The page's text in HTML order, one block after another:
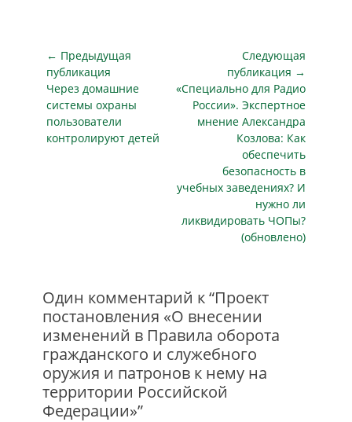
Росгвардия
подготовила
поправки в
правила оборота ​
гражданского и
следует из
Навигация
по
записям
← Предыдущая
публикация
Предыдущая
публикация
Через домашние
системы охраны
пользователи
контролируют детей
Следующая
публикация →
Следующая
публикация
«Специально для Радио
России». Экспертное
мнение Александра
Козлова: Как
обеспечить
безопасность в
учебных заведениях? И
нужно ли
ликвидировать ЧОПы?
(обновлено)
Один комментарий к “Проект
постановления «О внесении
изменений в Правила оборота
гражданского и служебного
оружия и патронов к нему на
территории Российской
Федерации»”